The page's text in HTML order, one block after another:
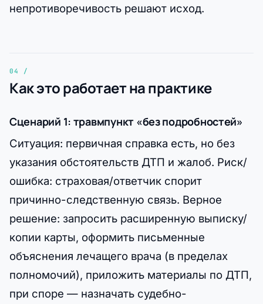
непротиворечивость решают исход.
Как это работает на практике
Сценарий 1: травмпункт «без подробностей»
Ситуация: первичная справка есть, но без
указания обстоятельств ДТП и жалоб. Риск/
ошибка: страховая/ответчик спорит
причинно-следственную связь. Верное
решение: запросить расширенную выписку/
копии карты, оформить письменные
объяснения лечащего врача (в пределах
полномочий), приложить материалы по ДТП,
при споре — назначать судебно-